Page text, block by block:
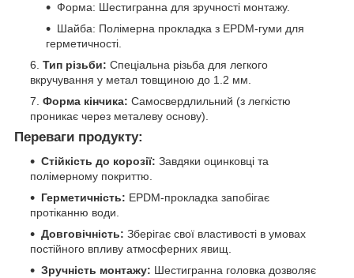
Форма: Шестигранна для зручності монтажу.
Шайба: Полімерна прокладка з EPDM-гуми для
герметичності.
Тип різьби: Спеціальна різьба для легкого
вкручування у метал товщиною до 1.2 мм.
Форма кінчика: Самосвердлильний (з легкістю
проникає через металеву основу).
Переваги продукту:
Стійкість до корозії: Завдяки оцинковці та
полімерному покриттю.
Герметичність: EPDM-прокладка запобігає
протіканню води.
Довговічність: Зберігає свої властивості в умовах
постійного впливу атмосферних явищ.
Зручність монтажу: Шестигранна головка дозволяє